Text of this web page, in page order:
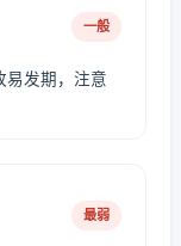
一般
易发期，注意
最弱